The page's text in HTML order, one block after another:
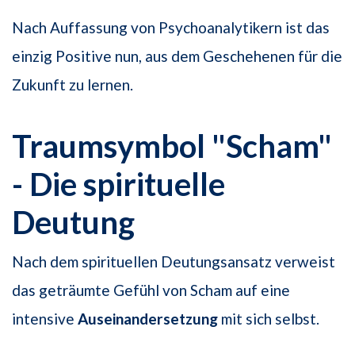
Nach Auffassung von Psychoanalytikern ist das
einzig Positive nun, aus dem Geschehenen für die
Zukunft zu lernen.
Traumsymbol "Scham"
- Die spirituelle
Deutung
Nach dem spirituellen Deutungsansatz verweist
das geträumte Gefühl von Scham auf eine
intensive Auseinandersetzung mit sich selbst.